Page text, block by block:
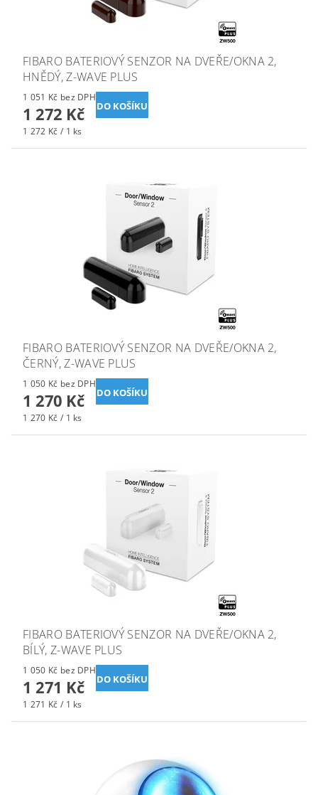
FIBARO BATERIOVÝ SENZOR NA DVEŘE/OKNA 2,
HNĚDÝ, Z-WAVE PLUS
1 051 Kč bez DPH
1 272 Kč
1 272 Kč / 1 ks
FIBARO BATERIOVÝ SENZOR NA DVEŘE/OKNA 2,
ČERNÝ, Z-WAVE PLUS
1 050 Kč bez DPH
1 270 Kč
1 270 Kč / 1 ks
FIBARO BATERIOVÝ SENZOR NA DVEŘE/OKNA 2,
BÍLÝ, Z-WAVE PLUS
1 050 Kč bez DPH
1 271 Kč
1 271 Kč / 1 ks